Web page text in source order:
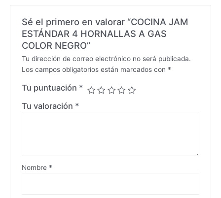
Sé el primero en valorar “COCINA JAM
ESTÁNDAR 4 HORNALLAS A GAS
COLOR NEGRO”
Tu dirección de correo electrónico no será publicada.
Los campos obligatorios están marcados con *
Tu puntuación *
Tu valoración *
Nombre *